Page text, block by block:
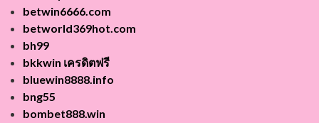
betwin6666.com
betworld369hot.com
bh99
bkkwin เครดิตฟรี
bluewin8888.info
bng55
bombet888.win